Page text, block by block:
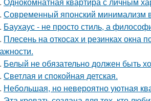
Современный японский минимализм
Баухаус - не просто стиль, а
Плесень на откосах и резинках окна
Белый не обязательно должен быть
Светлая и спокойная детская.
Небольшая, но невероятно уютная